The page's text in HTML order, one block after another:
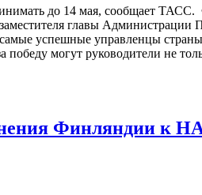
до 14 мая, сообщает
главы Администрации
успешные управленцы
могут руководители не
Финляндии к